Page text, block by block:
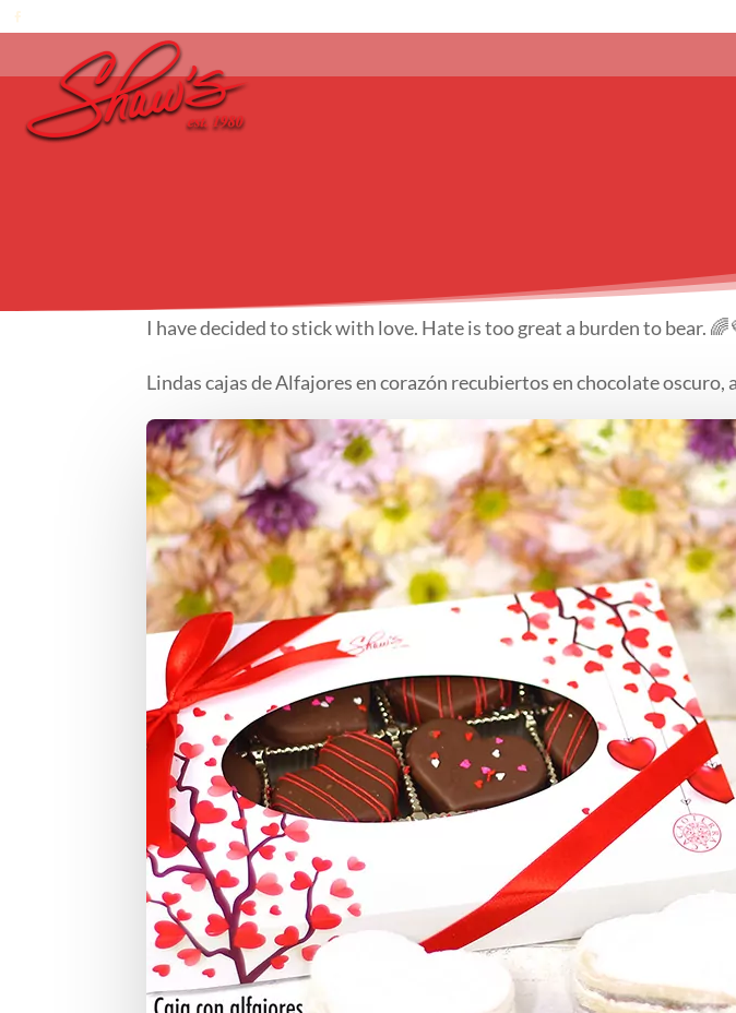
I have decided to stick with love. Hate is too great a burden to bear.
Lindas cajas de Alfajores en corazón recubiertos en chocolate